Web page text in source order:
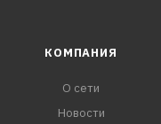
КОМПАНИЯ
О сети
Новости